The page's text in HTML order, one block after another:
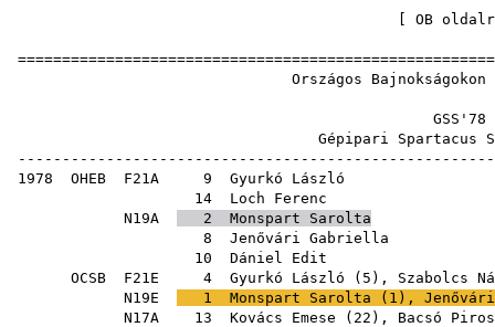
OB
Országos
Gépipari
1978 OHEB F21A 9
Gyurkó László
14
Loch Ferenc
N19A
2
Monspart Sarolta
8
Jenővári Gabriella
10
Dániel Edit
OCSB F21E 4 Gyurkó László ( 5 ), Szabolcs
N19E
1 Monspart Sarolta ( 1 ),
N17A 13 Kovács Emese ( 22 ), Bacsó